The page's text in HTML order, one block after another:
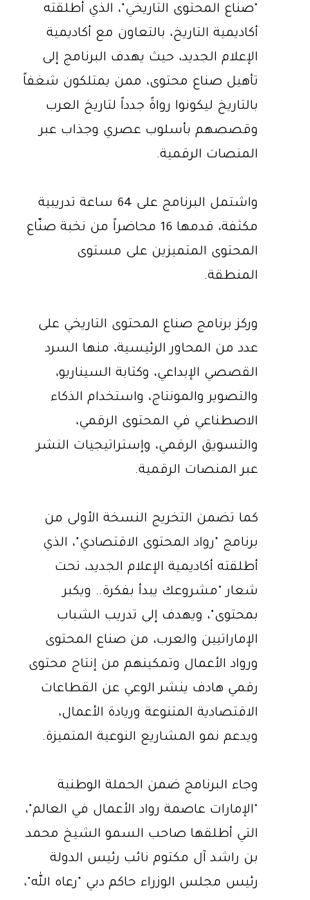
"صناع المحتوى التاريخي"، الذي أطلقته
أكاديمية التاريخ، بالتعاون مع أكاديمية
الإعلام الجديد، حيث يهدف البرنامج إلى
تأهيل صناع محتوى، ممن يمتلكون شغفاً
بالتاريخ ليكونوا رواةً جدداً لتاريخ العرب
وقصصهم بأسلوب عصري وجذاب عبر
المنصات الرقمية.
واشتمل البرنامج على 64 ساعة تدريبية
مكثفة، قدمها 16 محاضراً من نخبة صنّاع
المحتوى المتميزين على مستوى
المنطقة.
وركز برنامج صناع المحتوى التاريخي على
عدد من المحاور الرئيسية، منها السرد
القصصي الإبداعي، وكتابة السيناريو،
والتصوير والمونتاج، واستخدام الذكاء
الاصطناعي في المحتوى الرقمي،
والتسويق الرقمي، وإستراتيجيات النشر
عبر المنصات الرقمية.
كما تضمن التخريج النسخة الأولى من
برنامج "رواد المحتوى الاقتصادي"، الذي
أطلقته أكاديمية الإعلام الجديد، تحت
شعار "مشروعك يبدأ بفكرة.. ويكبر
بمحتوى"، ويهدف إلى تدريب الشباب
الإماراتيين والعرب، من صناع المحتوى
ورواد الأعمال وتمكينهم من إنتاج محتوى
رقمي هادف ينشر الوعي عن القطاعات
الاقتصادية المتنوعة وريادة الأعمال،
ويدعم نمو المشاريع النوعية المتميزة.
وجاء البرنامج ضمن الحملة الوطنية
"الإمارات عاصمة رواد الأعمال في العالم"،
التي أطلقها صاحب السمو الشيخ محمد
بن راشد آل مكتوم نائب رئيس الدولة
رئيس مجلس الوزراء حاكم دبي "رعاه الله"،